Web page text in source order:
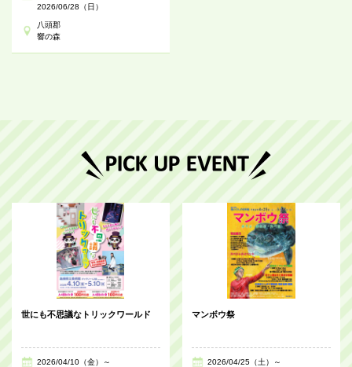
2026/06/28（日）
八頭郡
響の森
世にも不思議なトリックワールド
2026/04/10（金）～
マンボウ祭
2026/04/25（土）～